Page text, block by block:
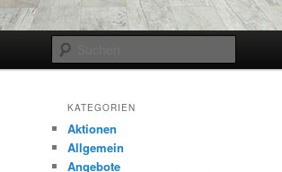
KATEGORIEN
Aktionen
Allgemein
Angebote